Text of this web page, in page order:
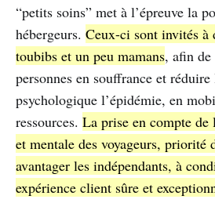
“petits soins” met à l’épreuve la
hébergeurs. Ceux-ci sont invités à
toubibs et un peu mamans, afin de
personnes en souffrance et
psychologique l’épidémie, en
ressources. La prise en compte
et mentale des voyageurs, priorité
avantager les indépendants, à
expérience client sûre et